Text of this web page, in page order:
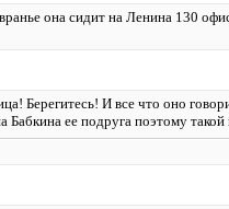
она сидит на Ленина 130
Берегитесь! И все что оно
Бабкина ее подруга поэтому такой